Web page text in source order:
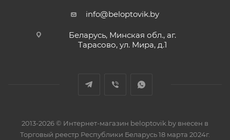
info@beloptovik.by
Беларусь, Минская обл., аг.
Тарасово, ул. Мира, д.1
2013-2026 © Интернет-магазин beloptovik.by внесен в
Торговый реестр Республики Беларусь 18 марта 2024г.